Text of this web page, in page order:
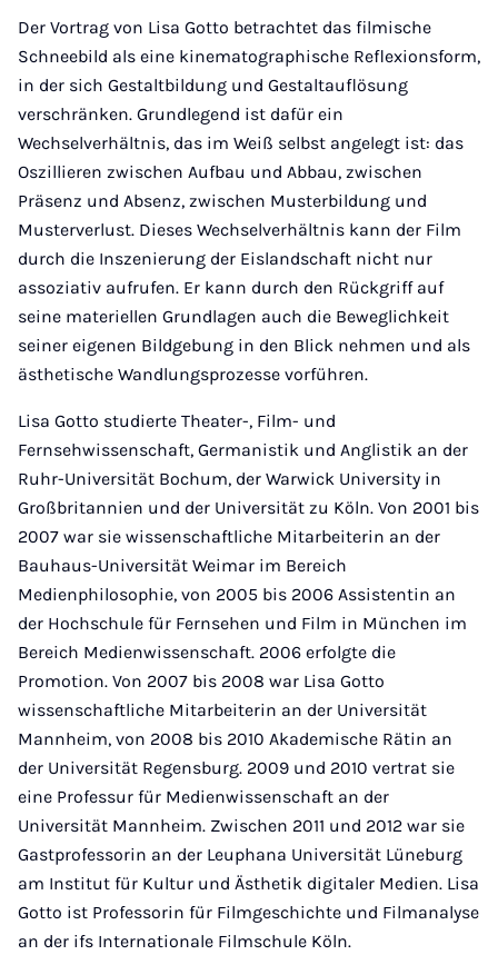
Der Vortrag von Lisa Gotto betrachtet das filmische
Schneebild als eine kinematographische Reflexionsform,
in der sich Gestaltbildung und Gestaltauflösung
verschränken. Grundlegend ist dafür ein
Wechselverhältnis, das im Weiß selbst angelegt ist: das
Oszillieren zwischen Aufbau und Abbau, zwischen
Präsenz und Absenz, zwischen Musterbildung und
Musterverlust. Dieses Wechselverhältnis kann der Film
durch die Inszenierung der Eislandschaft nicht nur
assoziativ aufrufen. Er kann durch den Rückgriff auf
seine materiellen Grundlagen auch die Beweglichkeit
seiner eigenen Bildgebung in den Blick nehmen und als
ästhetische Wandlungsprozesse vorführen.
Lisa Gotto studierte Theater-, Film- und
Fernsehwissenschaft, Germanistik und Anglistik an der
Ruhr-Universität Bochum, der Warwick University in
Großbritannien und der Universität zu Köln. Von 2001 bis
2007 war sie wissenschaftliche Mitarbeiterin an der
Bauhaus-Universität Weimar im Bereich
Medienphilosophie, von 2005 bis 2006 Assistentin an
der Hochschule für Fernsehen und Film in München im
Bereich Medienwissenschaft. 2006 erfolgte die
Promotion. Von 2007 bis 2008 war Lisa Gotto
wissenschaftliche Mitarbeiterin an der Universität
Mannheim, von 2008 bis 2010 Akademische Rätin an
der Universität Regensburg. 2009 und 2010 vertrat sie
eine Professur für Medienwissenschaft an der
Universität Mannheim. Zwischen 2011 und 2012 war sie
Gastprofessorin an der Leuphana Universität Lüneburg
am Institut für Kultur und Ästhetik digitaler Medien. Lisa
Gotto ist Professorin für Filmgeschichte und Filmanalyse
an der ifs Internationale Filmschule Köln.